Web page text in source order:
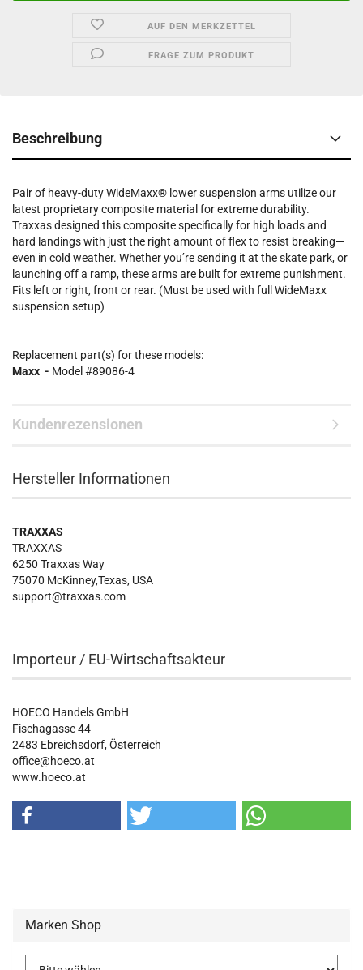
AUF DEN MERKZETTEL
FRAGE ZUM PRODUKT
Beschreibung
Pair of heavy-duty WideMaxx® lower suspension arms utilize our
latest proprietary composite material for extreme durability.
Traxxas designed this composite specifically for high loads and
hard landings with just the right amount of flex to resist breaking—
even in cold weather. Whether you’re sending it at the skate park, or
launching off a ramp, these arms are built for extreme punishment.
Fits left or right, front or rear. (Must be used with full WideMaxx
suspension setup)
Replacement part(s) for these models:
Maxx - Model #89086-4
Kundenrezensionen
Hersteller Informationen
TRAXXAS
TRAXXAS
6250 Traxxas Way
75070 McKinney,Texas, USA
support@traxxas.com
Importeur / EU-Wirtschaftsakteur
HOECO Handels GmbH
Fischagasse 44
2483 Ebreichsdorf, Österreich
office@hoeco.at
www.hoeco.at
Marken Shop